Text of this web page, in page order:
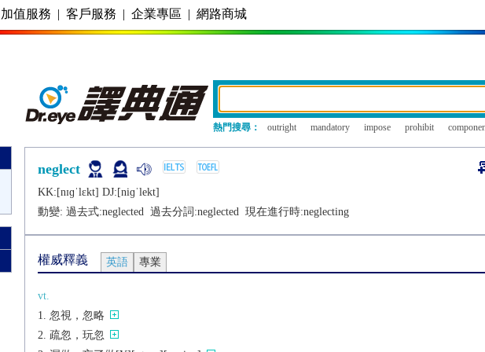
加值服務 | 客戶服務 | 企業專區 | 網路商城
熱門搜尋： outright mandatory impose prohibit
neglect
KK:[nɪɡˈlɛkt] DJ:[niɡˈlеkt]
動變: 過去式:neglected 過去分詞:neglected 現在進行時:neglecting
權威釋義 英語 專業
vt.
忽視，忽略
疏忽，玩忽